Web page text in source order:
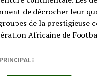
de décrocher leur
de la prestigieuse
Africaine de